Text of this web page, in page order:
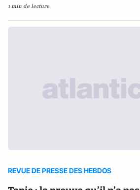
1 min de lecture
REVUE DE PRESSE DES HEBDOS